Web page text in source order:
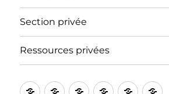
Section privée
Ressources privées
À Blog SectionCalendrier